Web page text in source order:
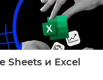
Sheets и Exсel